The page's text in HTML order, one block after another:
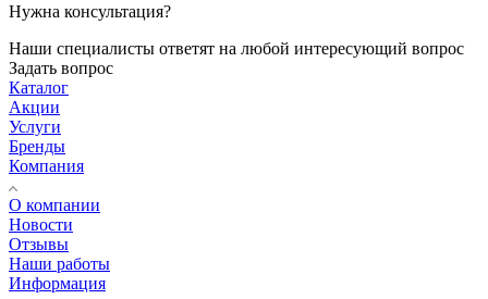
Нужна консультация?
Наши специалисты ответят на любой интересующий вопрос
Задать вопрос
Каталог
Акции
Услуги
Бренды
Компания
О компании
Новости
Отзывы
Наши работы
Информация